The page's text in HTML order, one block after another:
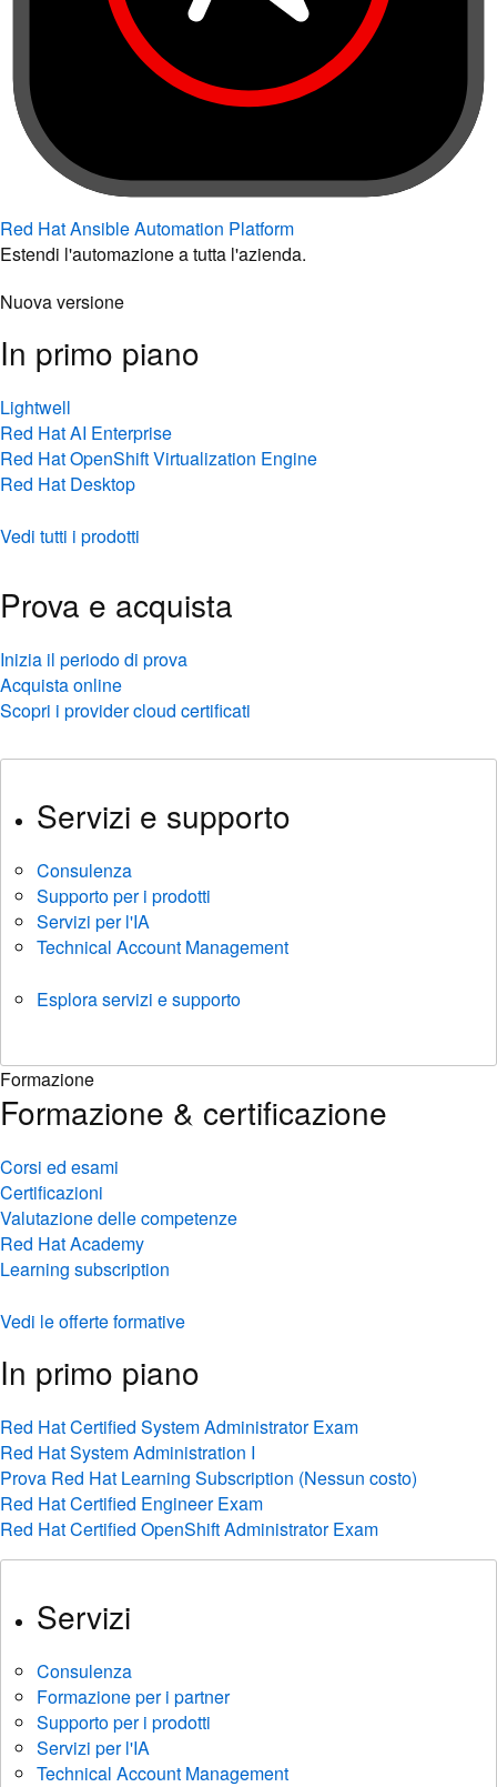
Red Hat Ansible Automation Platform
Estendi l'automazione a tutta l'azienda.
Nuova versione
In primo piano
Lightwell
Red Hat AI Enterprise
Red Hat OpenShift Virtualization Engine
Red Hat Desktop
Vedi tutti i prodotti
Prova e acquista
Inizia il periodo di prova
Acquista online
Scopri i provider cloud certificati
Servizi e supporto
Consulenza
Supporto per i prodotti
Servizi per l'IA
Technical Account Management
Esplora servizi e supporto
Formazione
Formazione & certificazione
Corsi ed esami
Certificazioni
Valutazione delle competenze
Red Hat Academy
Learning subscription
Vedi le offerte formative
In primo piano
Red Hat Certified System Administrator Exam
Red Hat System Administration I
Prova Red Hat Learning Subscription (Nessun costo)
Red Hat Certified Engineer Exam
Red Hat Certified OpenShift Administrator Exam
Servizi
Consulenza
Formazione per i partner
Supporto per i prodotti
Servizi per l'IA
Technical Account Management